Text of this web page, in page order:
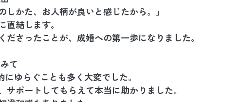
しかた、お人柄が良いと感じたから。」
結します。
ださったことが、成婚への第一歩になりました。
て
ゆらぐことも多く大変でした。
ポートしてもらえて本当に助かりました。